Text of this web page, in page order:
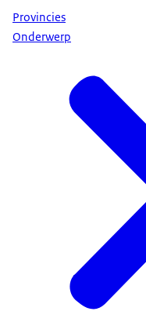
Provincies
Onderwerp